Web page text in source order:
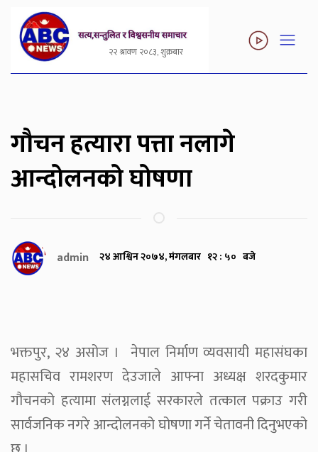
२२ श्रावण २०८३, शुक्रबार
गौचन हत्यारा पत्ता नलागे
आन्दोलनको घोषणा
admin २४ आश्विन २०७४, मंगलबार १२ : ५० बजे
भक्तपुर, २४ असोज । नेपाल निर्माण व्यवसायी महासंघका
महासचिव रामशरण देउजाले आफ्ना अध्यक्ष शरदकुमार
गौचनको हत्यामा संलग्नलाई सरकारले तत्काल पक्राउ गरी
सार्वजनिक नगरे आन्दोलनको घोषणा गर्ने चेतावनी दिनुभएको